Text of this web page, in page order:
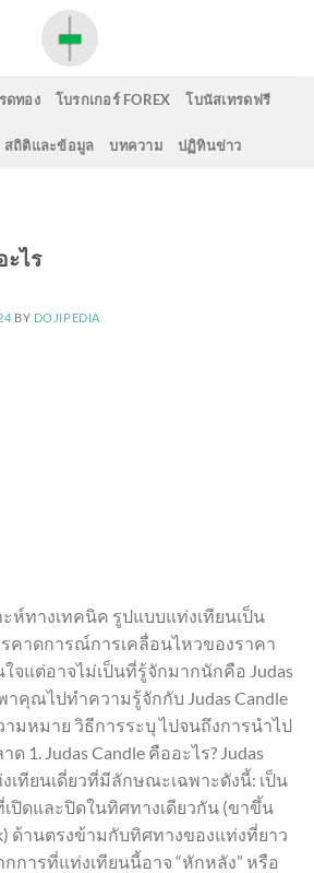
ดทอง โบรกเกอร์ FOREX โบนัสเทรดฟรี
สถิติและข้อมูล บทความ ปฏิทินข่าว
ะไร
BY DOJIPEDIA
ห์ทางเทคนิค รูปแบบแท่งเทียนเป็น
คาดการณ์การเคลื่อนไหวของราคา
จแต่อาจไม่เป็นที่รู้จักมากนักคือ Judas
าคุณไปทำความรู้จักกับ Judas Candle
ามหมาย วิธีการระบุ ไปจนถึงการนำไป
1. Judas Candle คืออะไร? Judas
เทียนเดี่ยวที่มีลักษณะเฉพาะดังนี้: เป็น
ปิดและปิดในทิศทางเดียวกัน (ขาขึ้น
ด้านตรงข้ามกับทิศทางของแท่งที่ยาว
กการที่แท่งเทียนนี้อาจ “หักหลัง” หรือ